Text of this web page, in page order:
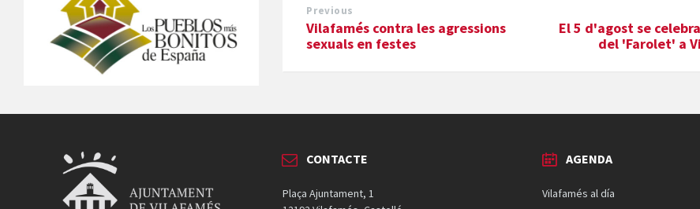
Previous
Vilafamés contra les agressions
sexuals en festes
El 5 d'agost se
del 'Farolet' a
CONTACTE
Plaça Ajuntament, 1
AGENDA
Vilafamés al día